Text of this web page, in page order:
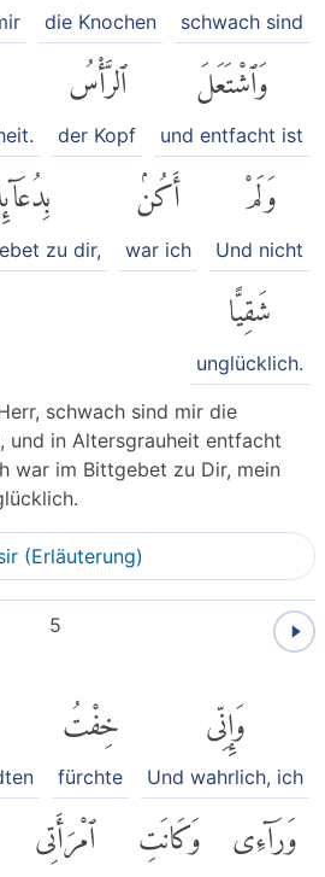
schwach sind
die Knochen
وَٱشْتَعَلَ
und entfacht ist
ٱلرَّأْسُ
der Kopf
وَلَمْ
Und nicht
أَكُنۢ
war ich
zu dir,
شَقِيًّا
unglücklich.
schwach sind mir die
und in Altersgrauheit entfacht
war im Bittgebet zu Dir, mein
(Erläuterung)
5
وَإِنِّى
Und wahrlich, ich
خِفْتُ
fürchte
وَرَآءِى وَكَانَتِ ٱمْرَأَتِى